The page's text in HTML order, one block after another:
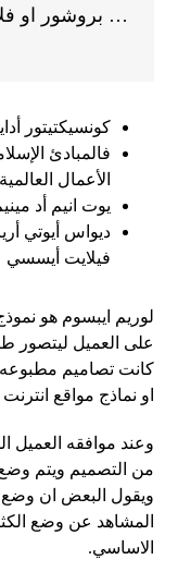
… بروشور او
كونسيكتيتور
فالمبادئ
الأعمال العالمية
يوت انيم أد
ديواس أيوتي
فيلايت أيسسي
لوريم ايبسوم هو
على العميل ليتصور
كانت تصاميم
او نماذج مواقع
وعند موافقه العميل
من التصميم ويتم وضع
ويقول البعض ان وضع
المشاهد عن وضع
الاساسي.